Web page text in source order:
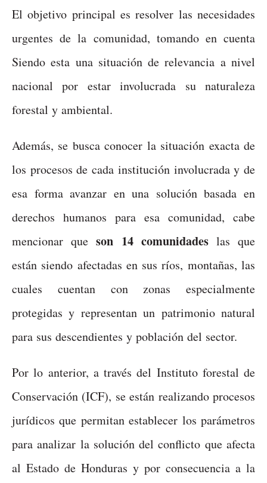
El objetivo principal es resolver las necesidades
urgentes de la comunidad, tomando en cuenta
Siendo esta una situación de relevancia a nivel
nacional por estar involucrada su naturaleza
forestal y ambiental.
Además, se busca conocer la situación exacta de
los procesos de cada institución involucrada y de
esa forma avanzar en una solución basada en
derechos humanos para esa comunidad, cabe
mencionar queson 14 comunidadeslas que
están siendo afectadas en sus ríos, montañas, las
cuales cuentan con zonas especialmente
protegidas y representan un patrimonio natural
para sus descendientes y población del sector.
Por lo anterior, a través del Instituto forestal de
Conservación (ICF), se están realizando procesos
jurídicos que permitan establecer los parámetros
para analizar la solución del conflicto que afecta
al Estado de Honduras y por consecuencia a la